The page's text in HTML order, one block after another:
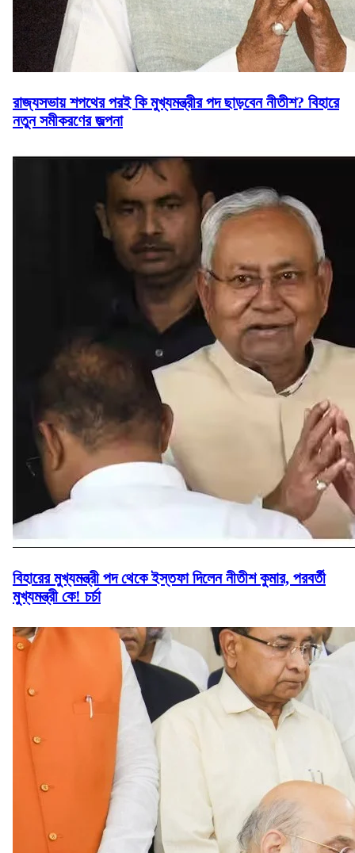
রাজ্যসভায় শপথের পরই কি মুখ্যমন্ত্রীর পদ ছাড়বেন নীতীশ? বিহারে
নতুন সমীকরণের জল্পনা
বিহারের মুখ্যমন্ত্রী পদ থেকে ইস্তফা দিলেন নীতীশ কুমার, পরবর্তী
মুখ্যমন্ত্রী কে! চর্চা